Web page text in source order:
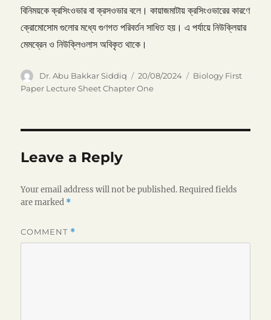
বিনিময়কে ক্রসিংওভার বা ক্রসওভার বলে। কায়াজমাটায় ক্রসিংওভারের কারণে
ক্রোমোসোম গুলোর মধ্যে গুণগত পরিবর্তন সাধিত হয়। এ পর্যায়ে নিউক্লিয়ার
মেমব্রেন ও নিউক্লিওলাস অবিকৃত থাকে।
Author
Dr. Abu Bakkar Siddiq
Posted
on
20/08/2024 Categories
Biology First
Paper Lecture Sheet Chapter One
Leave a Reply
Your email address will not be published. Required fields
are marked *
COMMENT *